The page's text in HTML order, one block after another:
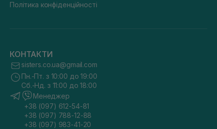
Політика конфіденційності
КОНТАКТИ
sisters.co.ua@gmail.com
Пн.-Пт. з 10:00 до 19:00
Сб.-Нд. з 11:00 до 18:00
Менеджер
+38 (097) 612-54-81
+38 (097) 788-12-88
+38 (097) 983-41-20